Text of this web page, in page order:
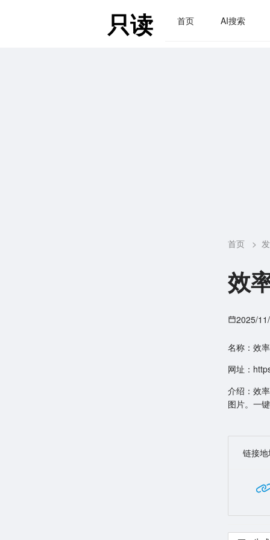
只读 首页 AI搜索
首页 >
效
2025/
名称：效
网址：
介绍：效
图片。一
链接